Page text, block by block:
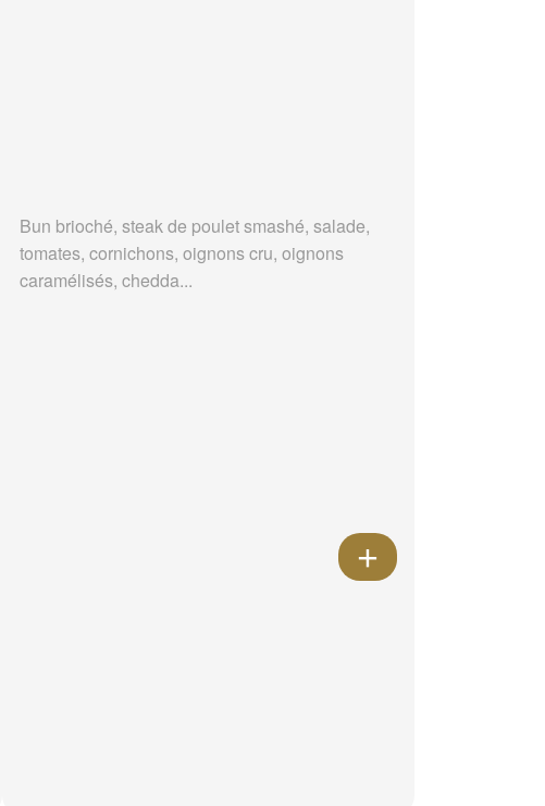
Bun brioché, steak de poulet smashé, salade,
tomates, cornichons, oignons cru, oignons
caramélisés, chedda...